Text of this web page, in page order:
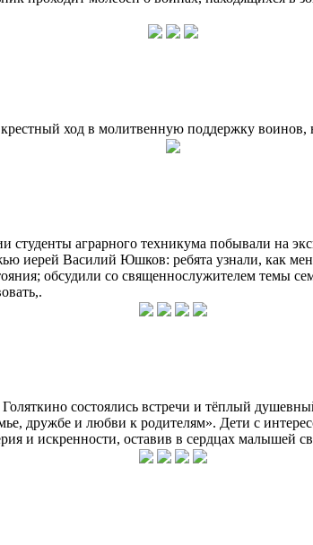
ход в молитвенную поддержку
аграрного техникума побывали на
иерей Василий Юшков: ребята узнали, как
обсудили со священнослужителем темы
состоялись встречи и тёплый
дружбе и любви к родителям». Дети с
и искренности, оставив в сердцах малышей